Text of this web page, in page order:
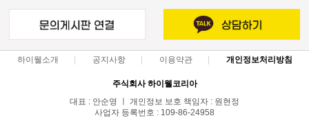
하이웰소개 공지사항 이용약관 개인정보처리방침
주식회사 하이웰코리아
대표 : 안순영 ㅣ 개인정보 보호 책임자 : 원현정
사업자 등록번호 : 109-86-24958